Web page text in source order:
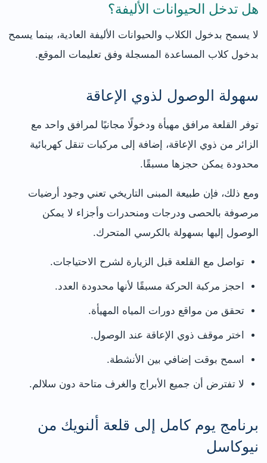
هل تدخل الحيوانات الأليفة؟
لا يسمح بدخول الكلاب والحيوانات الأليفة العادية، بينما يسمح
بدخول كلاب المساعدة المسجلة وفق تعليمات الموقع.
سهولة الوصول لذوي الإعاقة
توفر القلعة مرافق مهيأة ودخولًا مجانيًا لمرافق واحد مع
الزائر من ذوي الإعاقة، إضافة إلى مركبات تنقل كهربائية
محدودة يمكن حجزها مسبقًا.
ومع ذلك، فإن طبيعة المبنى التاريخي تعني وجود أرضيات
مرصوفة بالحصى ودرجات ومنحدرات وأجزاء لا يمكن
الوصول إليها بسهولة بالكرسي المتحرك.
تواصل مع القلعة قبل الزيارة لشرح الاحتياجات.
احجز مركبة الحركة مسبقًا لأنها محدودة العدد.
تحقق من مواقع دورات المياه المهيأة.
اختر موقف ذوي الإعاقة عند الوصول.
اسمح بوقت إضافي بين الأنشطة.
لا تفترض أن جميع الأبراج والغرف متاحة دون سلالم.
برنامج يوم كامل إلى قلعة ألنويك من
نيوكاسل